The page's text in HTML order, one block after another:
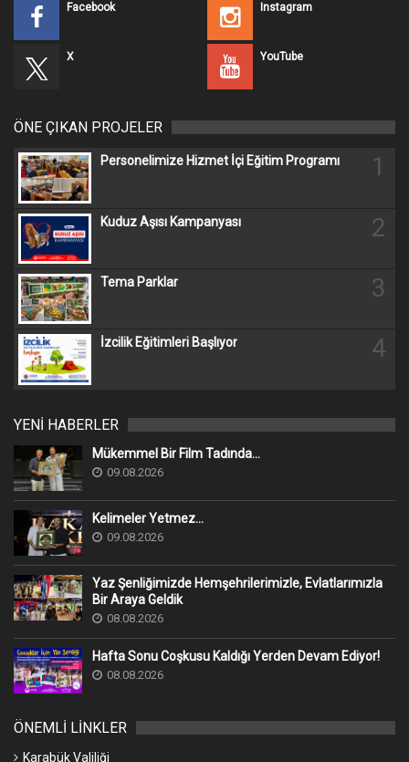
Facebook Instagram
X YouTube
ÖNE ÇIKAN PROJELER
Personelimize Hizmet İçi Eğitim Programı 1
Kuduz Aşısı Kampanyası 2
Tema Parklar 3
İzcilik Eğitimleri Başlıyor 4
YENİ HABERLER
Mükemmel Bir Film Tadında...
09.08.2026
Kelimeler Yetmez...
09.08.2026
Yaz Şenliğimizde Hemşehrilerimizle, Evlatlarımızla
Bir Araya Geldik
08.08.2026
Hafta Sonu Coşkusu Kaldığı Yerden Devam Ediyor!
08.08.2026
ÖNEMLİ LİNKLER
Karabük Valiliği